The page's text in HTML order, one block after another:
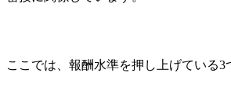
ここでは、報酬水準を押し上げている3